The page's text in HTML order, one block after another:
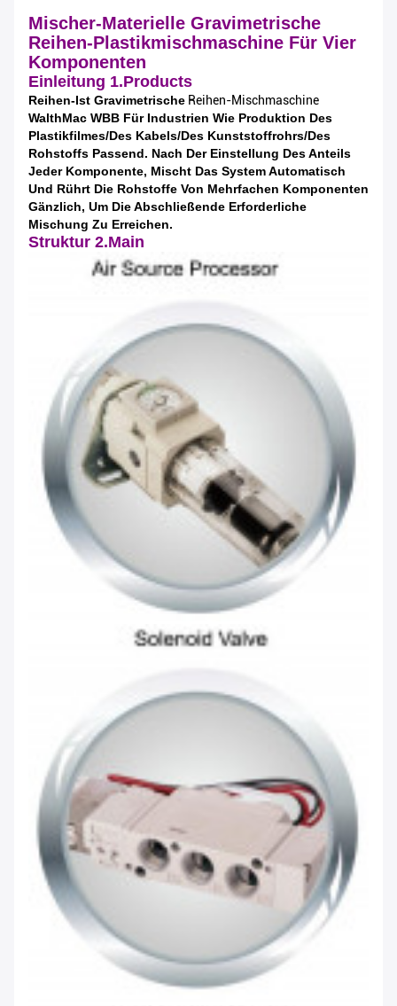
Mischer-Materielle Gravimetrische
Reihen-Plastikmischmaschine Für Vier
Komponenten
Einleitung 1.Products
Reihen-Ist Gravimetrische Reihen-Mischmaschine
WalthMac WBB Für Industrien Wie Produktion Des
Plastikfilmes/des Kabels/des Kunststoffrohrs/des
Rohstoffs Passend. Nach Der Einstellung Des Anteils
Jeder Komponente, Mischt Das System Automatisch
Und Rührt Die Rohstoffe Von Mehrfachen Komponenten
Gänzlich, Um Die Abschließende Erforderliche
Mischung Zu Erreichen.
Struktur 2.Main